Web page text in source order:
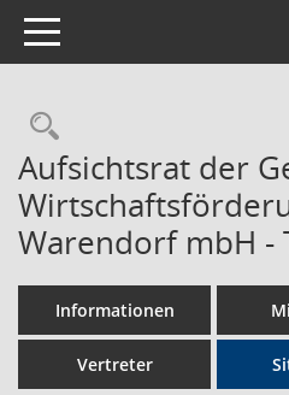
Toggle navigation
Rechercheauswahl
Aufsichtsrat der
Warendorf mbH -
Informationen
Vertreter